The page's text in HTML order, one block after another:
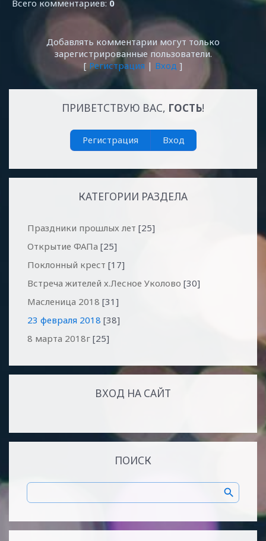
Всего комментариев: 0
Добавлять комментарии могут только
зарегистрированные пользователи.
[ Регистрация | Вход ]
ПРИВЕТСТВУЮ ВАС, ГОСТЬ!
Регистрация Вход
КАТЕГОРИИ РАЗДЕЛА
Праздники прошлых лет [25]
Открытие ФАПа [25]
Поклонный крест [17]
Встреча жителей х.Лесное Уколово [30]
Масленица 2018 [31]
23 февраля 2018 [38]
8 марта 2018г [25]
ВХОД НА САЙТ
ПОИСК